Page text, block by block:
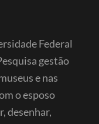
Federal
gestão
e nas
o esposo
desenhar,